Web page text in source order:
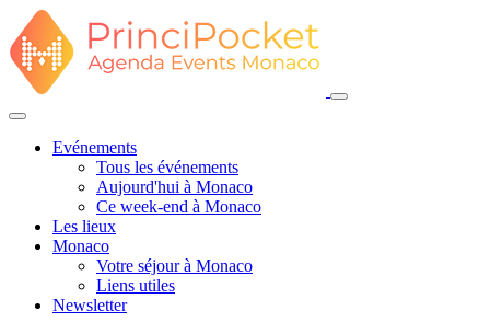
Evénements
Tous les événements
Aujourd'hui à Monaco
Ce week-end à Monaco
Les lieux
Monaco
Votre séjour à Monaco
Liens utiles
Newsletter